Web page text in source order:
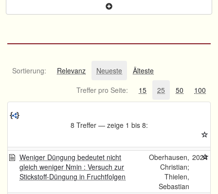
Sortierung: Relevanz Neueste
Älteste
Treffer pro Seite:
15 25 50 100
8 Treffer — zeige 1 bis 8:
Weniger Düngung bedeutet nicht
gleich weniger Nmin : Versuch zur
Stickstoff-Düngung in Fruchtfolgen
Oberhausen,
Christian;
Thielen,
Sebastian
2024